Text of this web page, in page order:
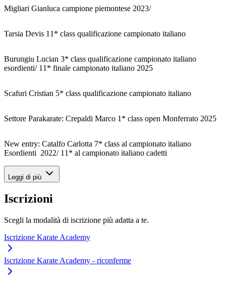
Migliari Gianluca campione piemontese 2023/
Tarsia Devis 11* class qualificazione campionato italiano
Burungiu Lucian 3* class qualificazione campionato italiano
esordienti/ 11* finale campionato italiano 2025
Scafuri Cristian 5* class qualificazione campionato italiano
Settore Parakarate: Crepaldi Marco 1* class open Monferrato 2025
New entry: Catalfo Carlotta 7* class al campionato italiano
Esordienti 2022/ 11* al campionato italiano cadetti
Leggi di più
Iscrizioni
Scegli la modalità di iscrizione più adatta a te.
Iscrizione Karate Academy
Iscrizione Karate Academy - riconferme